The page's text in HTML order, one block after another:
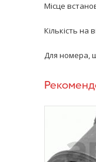
Місце
Кількість на
Для номера,